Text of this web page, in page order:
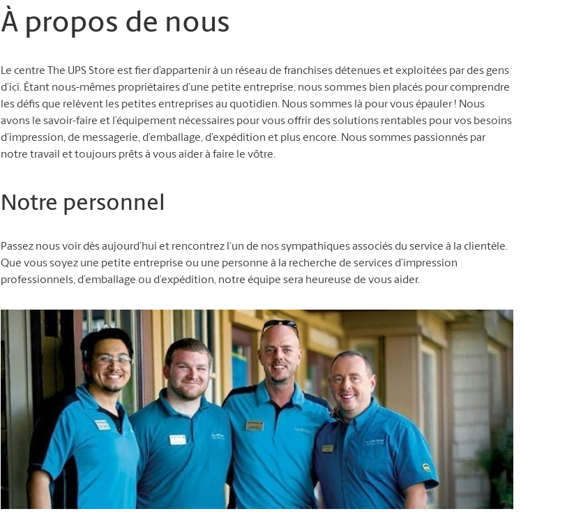
À propos de nous
Le centre The UPS Store est fier d’appartenir à un réseau de franchises détenues et exploitées par des gens
d’ici. Étant nous-mêmes propriétaires d’une petite entreprise, nous sommes bien placés pour comprendre
les défis que relèvent les petites entreprises au quotidien. Nous sommes là pour vous épauler ! Nous
avons le savoir-faire et l’équipement nécessaires pour vous offrir des solutions rentables pour vos besoins
d’impression, de messagerie, d’emballage, d’expédition et plus encore. Nous sommes passionnés par
notre travail et toujours prêts à vous aider à faire le vôtre.
Notre personnel
Passez nous voir dès aujourd’hui et rencontrez l’un de nos sympathiques associés du service à la clientèle.
Que vous soyez une petite entreprise ou une personne à la recherche de services d’impression
professionnels, d’emballage ou d’expédition, notre équipe sera heureuse de vous aider.